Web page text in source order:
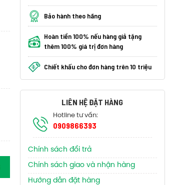
Bảo hành theo hãng
Hoàn tiền 100% nếu hàng giả tặng
thêm 100% giá trị đơn hàng
Chiết khấu cho đơn hàng trên 10 triệu
LIÊN HỆ ĐẶT HÀNG
Hotline tư vấn:
0909866393
Chính sách đổi trả
Chính sách giao và nhận hàng
Hướng dẫn đặt hàng